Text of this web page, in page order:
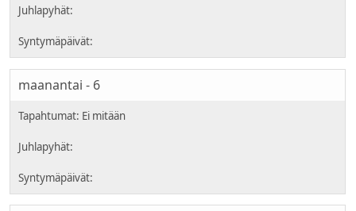
maanantai - 6